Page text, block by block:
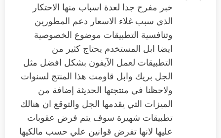
خبر مفرح جدا لعدة اسباب منها الاحتكار
الذي سبب غلاء الاسعار دعم المطورين
وتنافسية التطبيقات موضوع الخصوصية
ايضا ابل المستخدم يحتاج كثير من
التطبيقات لعمل الآيفون بشكل افضل مثل
الجل بريك وابل قاومت هذا المنتج لسنوات
ولاحظنا في منتجتها الحديثة إضافة من
الميزات التي يقدمها الجل والتوقع ان هنالك
تطبيقات شهيرة سوف يتم فرض عقوبات
عليها لانها تفرض قوانين علي حسب مالكيها